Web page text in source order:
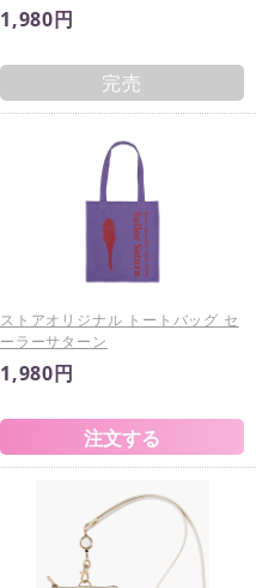
1,980円
完売
ストアオリジナル トートバッグ セ
ーラーサターン
1,980円